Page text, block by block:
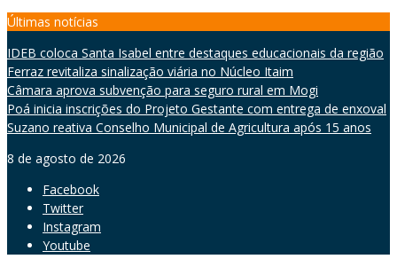
Skip
content
Últimas notícias
IDEB coloca Santa Isabel entre destaques educacionais da região
Ferraz revitaliza sinalização viária no Núcleo Itaim
Câmara aprova subvenção para seguro rural em Mogi
Poá inicia inscrições do Projeto Gestante com entrega de enxoval
Suzano reativa Conselho Municipal de Agricultura após 15 anos
8 de agosto de 2026
Facebook
Twitter
Instagram
Youtube